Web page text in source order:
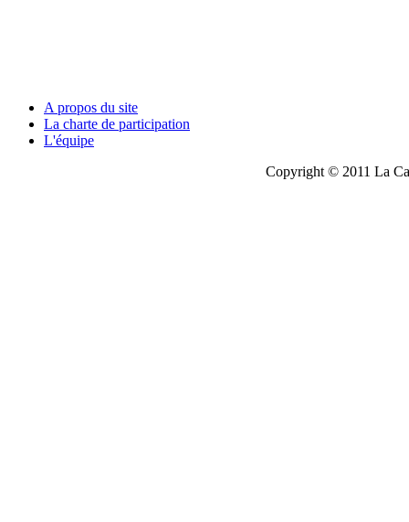
A propos du site
La charte de participation
L'équipe
Copyright © 2011 La